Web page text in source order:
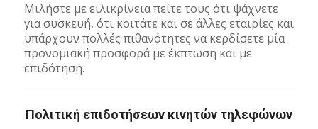
Μιλήστε με ειλικρίνεια πείτε τους ότι ψάχνετε
για συσκευή, ότι κοιτάτε και σε άλλες εταιρίες και
υπάρχουν πολλές πιθανότητες να κερδίσετε μία
προνομιακή προσφορά με έκπτωση και με
επιδότηση.
Πολιτική επιδοτήσεων κινητών τηλεφώνων